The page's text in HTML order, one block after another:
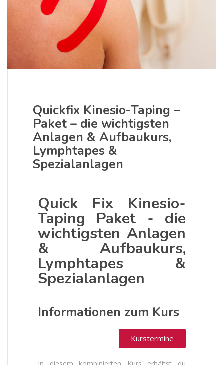
Quickfix Kinesio-Taping –
Paket – die wichtigsten
Anlagen & Aufbaukurs,
Lymphtapes &
Spezialanlagen
Quick Fix Kinesio-
Taping Paket - die
wichtigsten Anlagen
& Aufbaukurs,
Lymphtapes &
Spezialanlagen
Informationen zum Kurs
Kurstermine